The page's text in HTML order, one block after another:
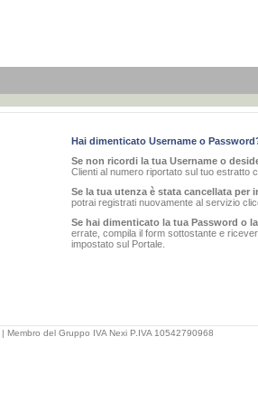
Hai dimenticato Username o
Se non ricordi la tua Username o
Clienti al numero riportato sul tuo estratto
Se la tua utenza è stata cancellata per
potrai registrati nuovamente al servizio
Se hai dimenticato la tua Password o
errate, compila il form sottostante e
impostato sul Portale.
Membro del Gruppo IVA Nexi P.IVA 10542790968